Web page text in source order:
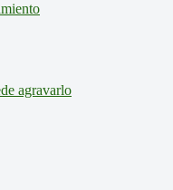
agravarlo